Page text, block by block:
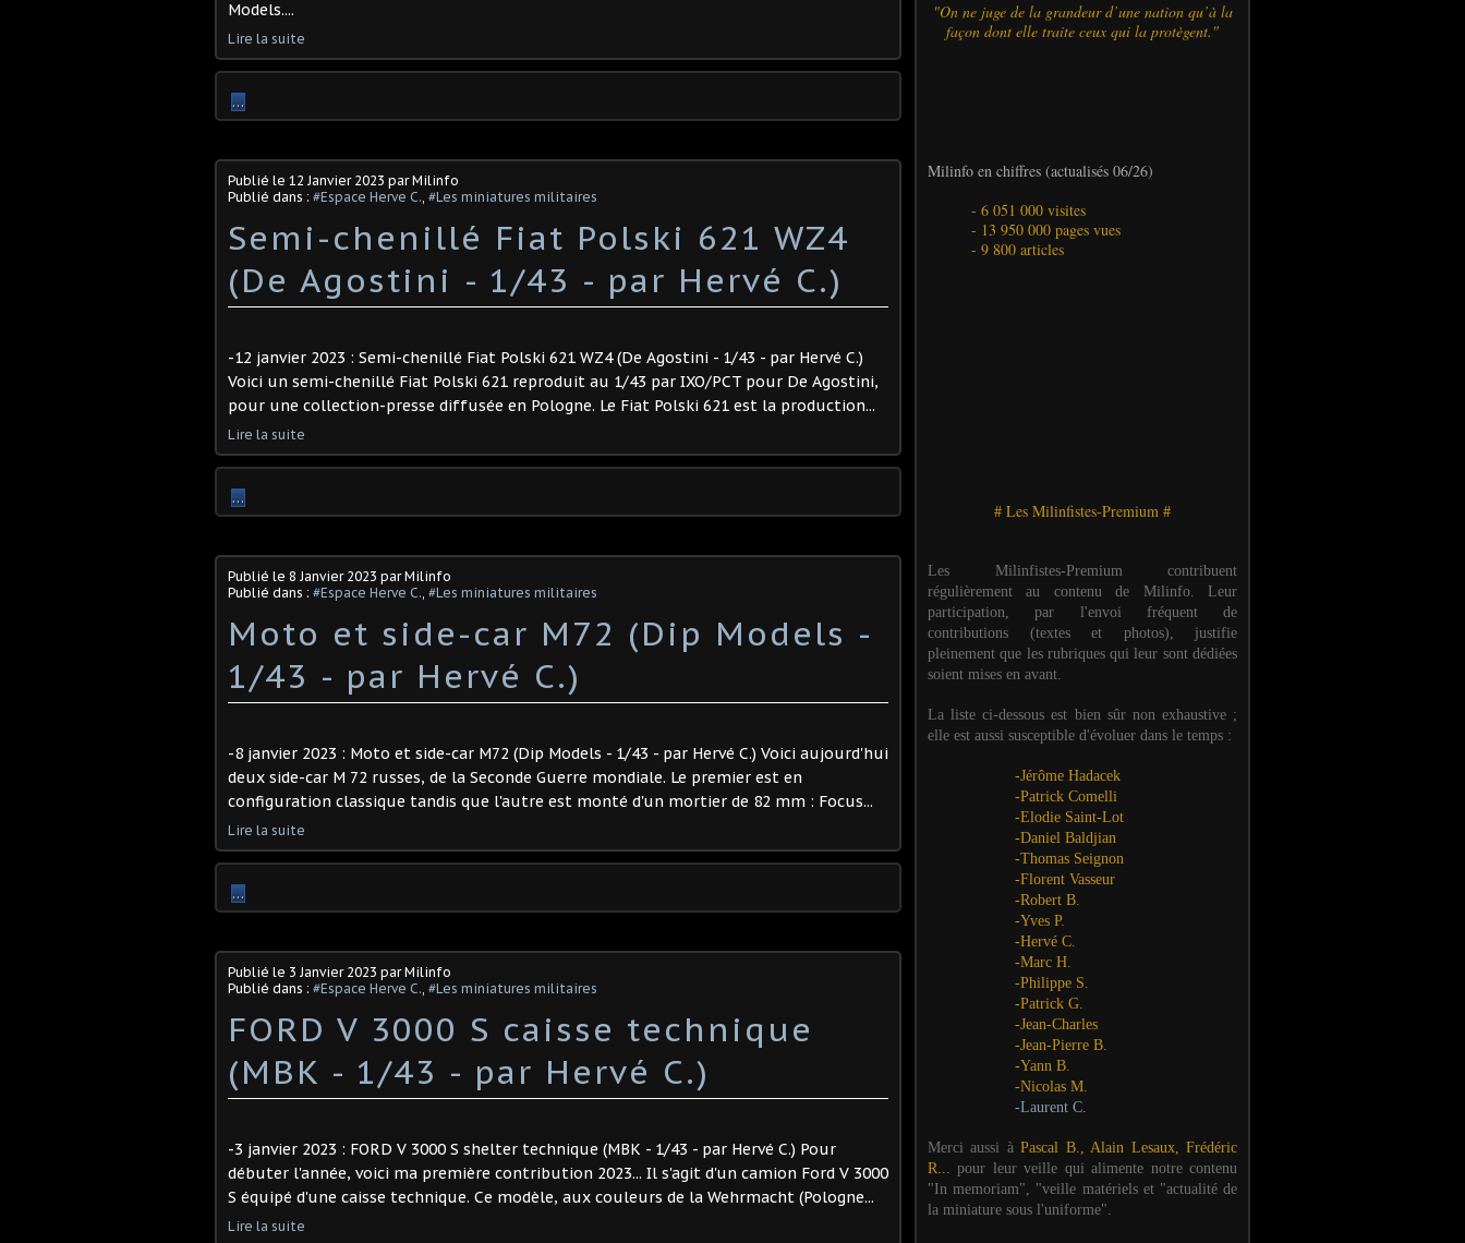
Models....
Lire la suite
…
Publié le 12 Janvier 2023 par Milinfo
Publié dans : #Espace Herve C., #Les miniatures militaires
​Semi-chenillé Fiat Polski 621 WZ4
(De Agostini - 1/43 - par Hervé C.) ​
-12 janvier 2023 : Semi-chenillé Fiat Polski 621 WZ4 (De Agostini - 1/43 - par Hervé C.)
Voici un semi-chenillé Fiat Polski 621 reproduit au 1/43 par IXO/PCT pour De Agostini,
pour une collection-presse diffusée en Pologne. Le Fiat Polski 621 est la production...
Lire la suite
…
Publié le 8 Janvier 2023 par Milinfo
Publié dans : #Espace Herve C., #Les miniatures militaires
Moto et side-car M72 (Dip Models -
1/43 - par Hervé C.) ​
-8 janvier 2023 : Moto et side-car M72 (Dip Models - 1/43 - par Hervé C.) Voici aujourd'hui
deux side-car M 72 russes, de la Seconde Guerre mondiale. Le premier est en
configuration classique tandis que l'autre est monté d'un mortier de 82 mm : Focus...
Lire la suite
…
Publié le 3 Janvier 2023 par Milinfo
Publié dans : #Espace Herve C., #Les miniatures militaires
FORD V 3000 S caisse technique
(MBK - 1/43 - par Hervé C.)
-3 janvier 2023 : FORD V 3000 S shelter technique (MBK - 1/43 - par Hervé C.) Pour
débuter l'année, voici ma première contribution 2023... Il s'agit d'un camion Ford V 3000
S équipé d'une caisse technique. Ce modèle, aux couleurs de la Wehrmacht (Pologne...
Lire la suite
"On ne juge de la grandeur d’une nation qu’à la
façon dont elle traite ceux qui la protègent."
Milinfo en chiffres (actualisés 06/26)
- 6 051 000 visites
- 13 950 000 pages vues
- 9 800 articles
# Les Milinfistes-Premium #
Les Milinfistes-Premium contribuent
régulièrement au contenu de Milinfo. Leur
participation, par l'envoi fréquent de
contributions (textes et photos), justifie
pleinement que les rubriques qui leur sont dédiées
soient mises en avant.
La liste ci-dessous est bien sûr non exhaustive ;
elle est aussi susceptible d'évoluer dans le temps :
-Jérôme Hadacek
-Patrick Comelli
-Elodie Saint-Lot
-Daniel Baldjian
-Thomas Seignon
-Florent Vasseur
-Robert B.
-Yves P.
-Hervé C.
-Marc H.
-Philippe S.
-Patrick G.
-Jean-Charles
-Jean-Pierre B.
-Yann B.
-Nicolas M.
-Laurent C.
Merci aussi àPascal B., Alain Lesaux, Frédéric
R...pour leur veille qui alimente notre contenu
"In memoriam", "veille matériels et "actualité de
la miniature sous l'uniforme".